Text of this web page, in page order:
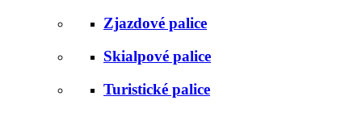
Zjazdové palice
Skialpové palice
Turistické palice